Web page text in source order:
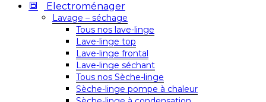
Electroménager
Lavage – séchage
Tous nos lave-linge
Lave-linge top
Lave-linge frontal
Lave-linge séchant
Tous nos Sèche-linge
Sèche-linge pompe à chaleur